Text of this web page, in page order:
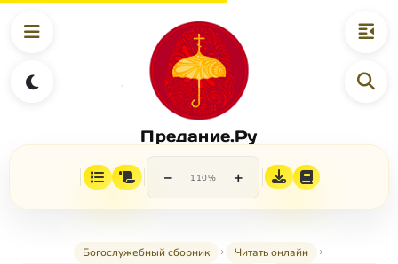
Предание.Ру
− 110% +
Богослужебный сборник
Читать онлайн